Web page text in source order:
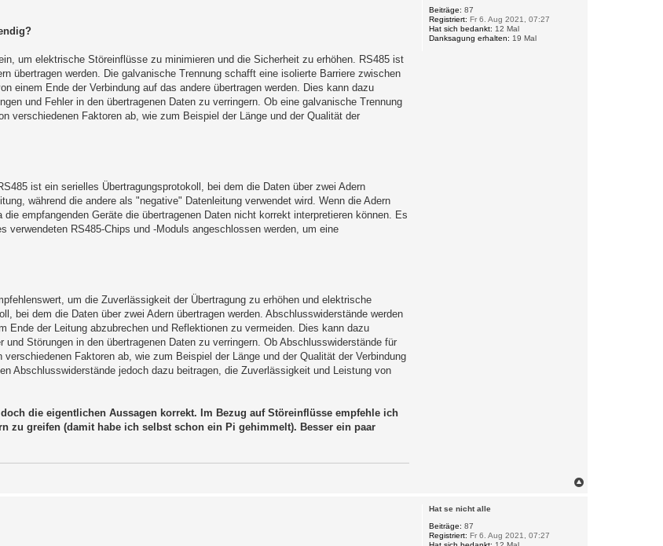
Beiträge: 87
Registriert: Fr 6. Aug 2021, 07:27
Hat sich bedankt: 12 Mal
Danksagung erhalten: 19 Mal
um elektrische Störeinflüsse zu minimieren und die Sicherheit zu erhöhen. RS485 ist
übertragen werden. Die galvanische Trennung schafft eine isolierte Barriere zwischen
einem Ende der Verbindung auf das andere übertragen werden. Dies kann dazu
und Fehler in den übertragenen Daten zu verringern. Ob eine galvanische Trennung
verschiedenen Faktoren ab, wie zum Beispiel der Länge und der Qualität der
ist ein serielles Übertragungsprotokoll, bei dem die Daten über zwei Adern
während die andere als "negative" Datenleitung verwendet wird. Wenn die Adern
empfangenden Geräte die übertragenen Daten nicht korrekt interpretieren können. Es
RS485-Chips und -Moduls angeschlossen werden, um eine
um die Zuverlässigkeit der Übertragung zu erhöhen und elektrische
bei dem die Daten über zwei Adern übertragen werden. Abschlusswiderstände werden
Ende der Leitung abzubrechen und Reflektionen zu vermeiden. Dies kann dazu
Störungen in den übertragenen Daten zu verringern. Ob Abschlusswiderstände für
Faktoren ab, wie zum Beispiel der Länge und der Qualität der Verbindung
Abschlusswiderstände jedoch dazu beitragen, die Zuverlässigkeit und Leistung von
die eigentlichen Aussagen korrekt. Im Bezug auf Störeinflüsse empfehle ich
zu greifen (damit habe ich selbst schon ein Pi gehimmelt). Besser ein paar
Hat se nicht alle
Beiträge: 87
Registriert: Fr 6. Aug 2021, 07:27